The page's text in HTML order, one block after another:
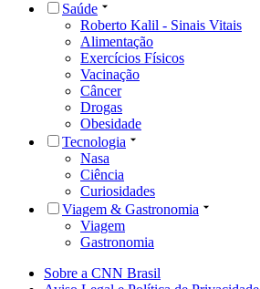
Saúde
Roberto Kalil - Sinais Vitais
Alimentação
Exercícios Físicos
Vacinação
Câncer
Drogas
Obesidade
Tecnologia
Nasa
Ciência
Curiosidades
Viagem & Gastronomia
Viagem
Gastronomia
Sobre a CNN Brasil